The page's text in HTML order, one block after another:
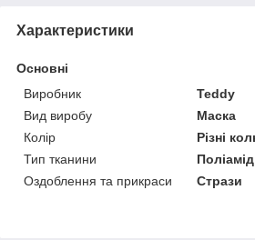
Характеристики
Основні
Виробник
Teddy
Вид виробу
Маска
Колір
Різні
Тип тканини
Поліамід
Оздоблення та прикраси
Стрази